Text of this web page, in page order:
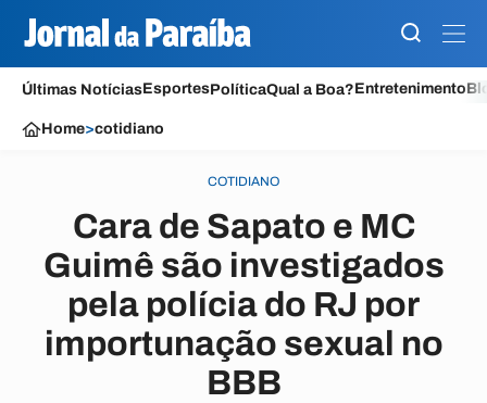
Últimas NotíciasEsportesPolíticaQual a Boa?Entretenimento
Home>cotidiano
COTIDIANO
Cara de Sapato e MC
Guimê são investigados
pela polícia do RJ por
importunação sexual no
BBB